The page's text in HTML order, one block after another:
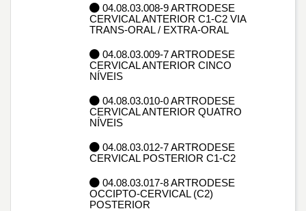
04.08.03.008-9 ARTRODESE
CERVICAL ANTERIOR C1-C2 VIA
TRANS-ORAL / EXTRA-ORAL
04.08.03.009-7 ARTRODESE
CERVICAL ANTERIOR CINCO
NÍVEIS
04.08.03.010-0 ARTRODESE
CERVICAL ANTERIOR QUATRO
NÍVEIS
04.08.03.012-7 ARTRODESE
CERVICAL POSTERIOR C1-C2
04.08.03.017-8 ARTRODESE
OCCIPTO-CERVICAL (C2)
POSTERIOR